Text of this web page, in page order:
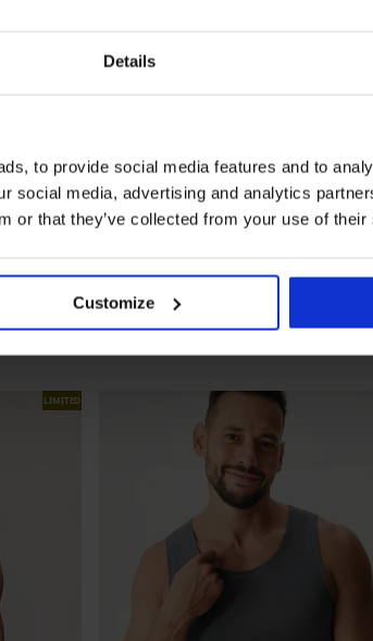
Details
to provide social media features and to
social media, advertising and analytics
or that they’ve collected from your use of
Customize
LIMITED